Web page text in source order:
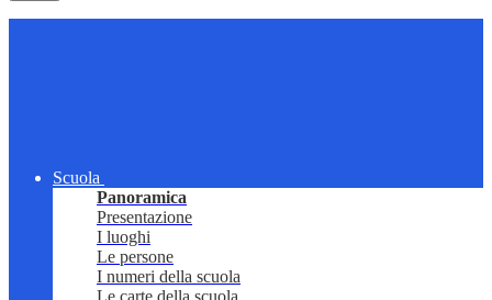
Scuola
Panoramica
Presentazione
I luoghi
Le persone
I numeri della scuola